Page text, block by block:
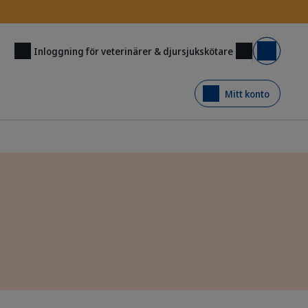
Inloggning för veterinärer & djursjukskötare Varukorg
Mitt konto